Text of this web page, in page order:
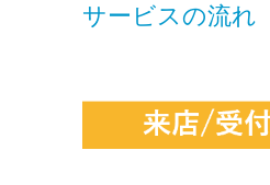
サービスの流れ